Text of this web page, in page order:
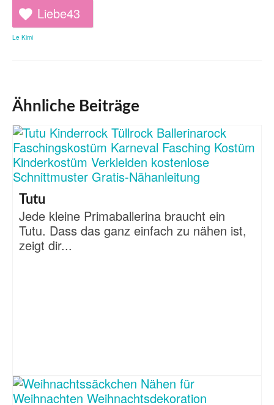
Liebe43
Le Kimi
Ähnliche Beiträge
Tutu
Jede kleine Primaballerina braucht ein
Tutu. Dass das ganz einfach zu nähen ist,
zeigt dir...